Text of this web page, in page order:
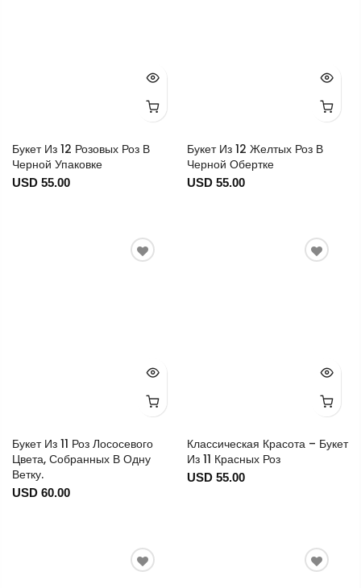
Букет Из 12 Розовых Роз В
Черной Упаковке
USD 55.00
Букет Из 12 Желтых Роз В
Черной Обертке
USD 55.00
Букет Из 11 Роз Лососевого
Цвета, Собранных В Одну
Ветку.
USD 60.00
Классическая Красота – Букет
Из 11 Красных Роз
USD 55.00